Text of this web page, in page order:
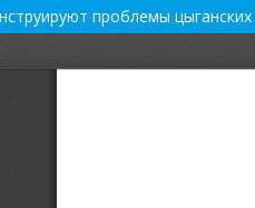
проблемы